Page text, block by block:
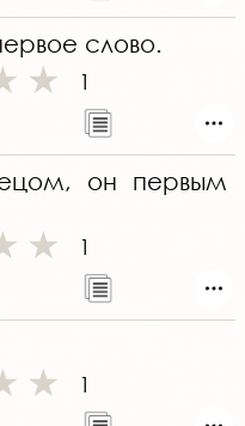
слово.
1
он первым
1
1